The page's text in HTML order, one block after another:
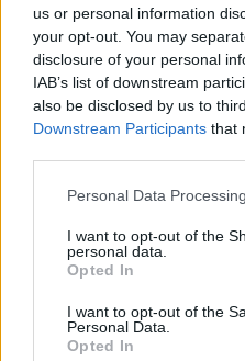
us or personal information
your opt-out. You may
disclosure of your personal
IAB’s list of downstream
also be disclosed by us to
Downstream Participants that
Please note that this website/
not limited to your visit or
grant or deny consent to
use your data for below
consent section.
Personal Data
I want to opt-out of the
personal data.
Opted In
I want to opt-out of the
Personal Data.
Opted In